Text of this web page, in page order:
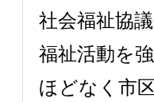
社会福祉協
福祉活動を
ほどなく市